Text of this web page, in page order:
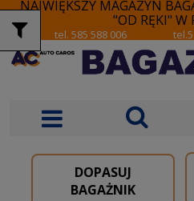
NAJWIĘKSZY MAGAZYN
"OD RĘKI" W
tel. 585 588 006
DOPASUJ
BAGAŻNIK